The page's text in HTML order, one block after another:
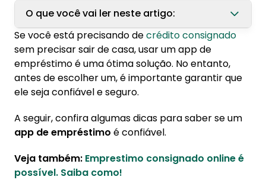
O que você vai ler neste artigo:
1. 6 formas de analisar se um app de
empréstimo é confiável
1.1. 1. Verifique a reputação da empresa
1.2. 2. Confira as avaliações do aplicativo
1.3. 3. Pesquise sobre as taxas de juros
1.4. 4. Verifique as informações solicitadas
1.5. 5. Leia os termos e condições
1.6. 6. Confira as informações na empresa
Se você está precisando decrédito consignado
sem precisar sair de casa, usar um app de
empréstimo é uma ótima solução. No entanto,
antes de escolher um, é importante garantir que
ele seja confiável e seguro.
A seguir, confira algumas dicas para saber se um
app de empréstimo é confiável.
Veja também: Emprestimo consignado online é
possível. Saiba como!